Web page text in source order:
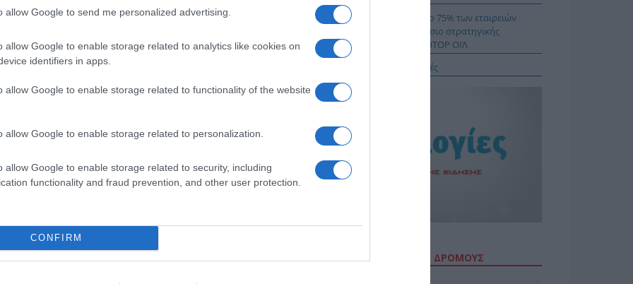
allow Google to send me personalized advertising.
allow Google to enable storage related to analytics like cookies on
identifiers in apps.
allow Google to enable storage related to functionality of the website
allow Google to enable storage related to personalization.
allow Google to enable storage related to security, including
functionality and fraud prevention, and other user protection.
CONFIRM
Ο Όμιλος AKTOR εξαγοράζει το 75% των εταιρειών
ΗΛΕΚΤΩΡ και THALIS στο πλαίσιο στρατηγικής
συνεργασίας με τον Όμιλο ΜΟΤΟΡ ΟΪΛ
Κίνδυνος-θάνατος οι σκαλωσιές
ΔΕΙΤΕ ΤΗΝ ΚΙΝΗΣΗ ΣΤΟΥΣ ΔΡΌΜΟΥΣ